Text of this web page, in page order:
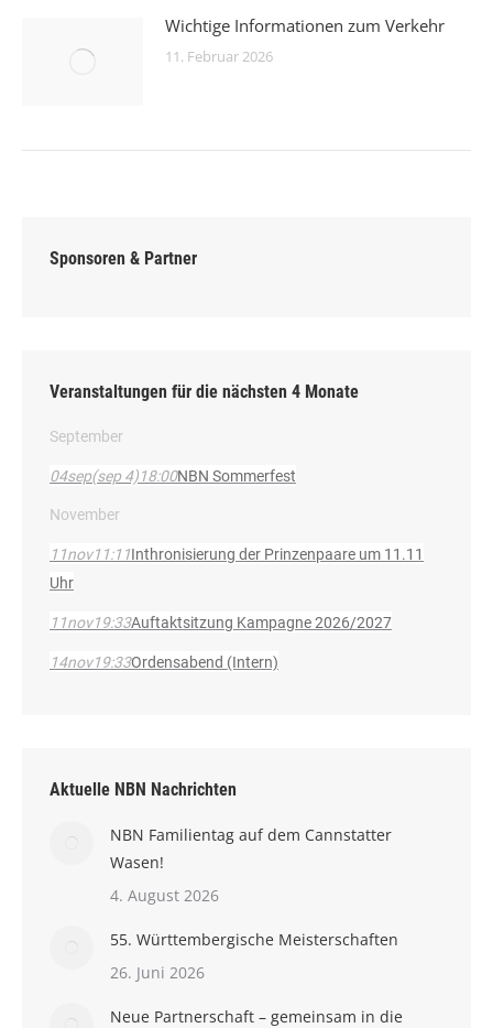
Wichtige Informationen zum Verkehr
11. Februar 2026
Sponsoren & Partner
Veranstaltungen für die nächsten 4 Monate
September
04sep(sep 4)18:00NBN Sommerfest
November
11nov11:11Inthronisierung der Prinzenpaare um 11.11
Uhr
11nov19:33Auftaktsitzung Kampagne 2026/2027
14nov19:33Ordensabend (Intern)
Aktuelle NBN Nachrichten
NBN Familientag auf dem Cannstatter
Wasen!
4. August 2026
55. Württembergische Meisterschaften
26. Juni 2026
Neue Partnerschaft – gemeinsam in die